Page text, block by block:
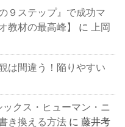
９ステップ』で成功マ
教材の最高峰】
に
上岡
は間違う！陥りやすい
クス・ヒューマン・ニ
き換える方法 に藤井考